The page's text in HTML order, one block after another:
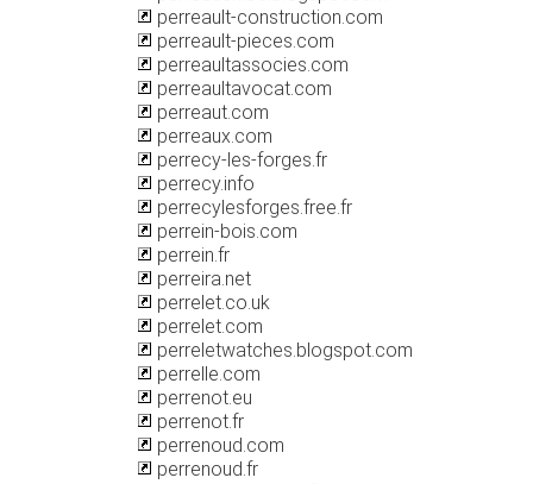
perreault-construction.com
perreault-pieces.com
perreaultassocies.com
perreaultavocat.com
perreaut.com
perreaux.com
perrecy-les-forges.fr
perrecy.info
perrecylesforges.free.fr
perrein-bois.com
perrein.fr
perreira.net
perrelet.co.uk
perrelet.com
perreletwatches.blogspot.com
perrelle.com
perrenot.eu
perrenot.fr
perrenoud.com
perrenoud.fr